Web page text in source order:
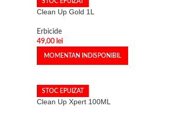
Clean Up Gold 1L
Erbicide
49,00 lei
MOMENTAN INDISPONIBIL
STOC EPUIZAT
Clean Up Xpert 100ML